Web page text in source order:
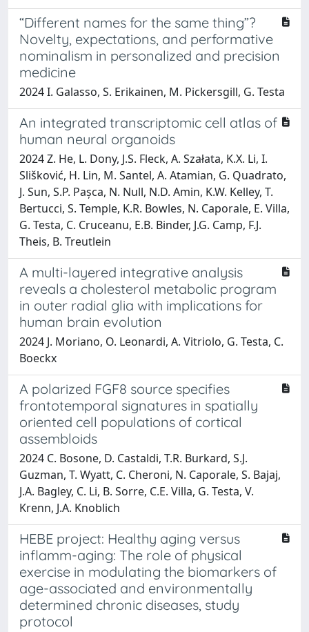
“Different names for the same thing”?
Novelty, expectations, and performative
nominalism in personalized and precision
medicine
2024 I. Galasso, S. Erikainen, M. Pickersgill, G. Testa
An integrated transcriptomic cell atlas of
human neural organoids
2024 Z. He, L. Dony, J.S. Fleck, A. Szałata, K.X. Li, I.
Slišković, H. Lin, M. Santel, A. Atamian, G. Quadrato,
J. Sun, S.P. Pașca, N. Null, N.D. Amin, K.W. Kelley, T.
Bertucci, S. Temple, K.R. Bowles, N. Caporale, E. Villa,
G. Testa, C. Cruceanu, E.B. Binder, J.G. Camp, F.J.
Theis, B. Treutlein
A multi-layered integrative analysis
reveals a cholesterol metabolic program
in outer radial glia with implications for
human brain evolution
2024 J. Moriano, O. Leonardi, A. Vitriolo, G. Testa, C.
Boeckx
A polarized FGF8 source specifies
frontotemporal signatures in spatially
oriented cell populations of cortical
assembloids
2024 C. Bosone, D. Castaldi, T.R. Burkard, S.J.
Guzman, T. Wyatt, C. Cheroni, N. Caporale, S. Bajaj,
J.A. Bagley, C. Li, B. Sorre, C.E. Villa, G. Testa, V.
Krenn, J.A. Knoblich
HEBE project: Healthy aging versus
inflamm-aging: The role of physical
exercise in modulating the biomarkers of
age-associated and environmentally
determined chronic diseases, study
protocol